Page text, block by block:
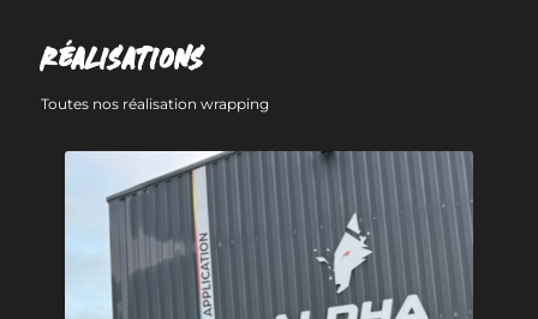
RÉALISATIONS
Toutes nos réalisation wrapping